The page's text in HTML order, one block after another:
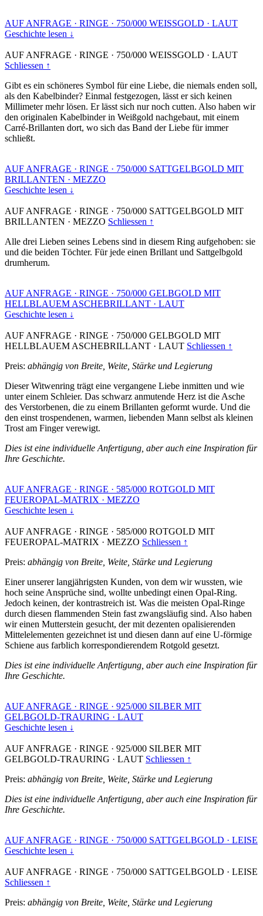
AUF ANFRAGE · RINGE · 750/000 WEISSGOLD · LAUT
Geschichte lesen ↓
AUF ANFRAGE · RINGE · 750/000 WEISSGOLD · LAUT
Schliessen ↑
Gibt es ein schöneres Symbol für eine Liebe, die niemals enden soll,
als den Kabelbinder? Einmal festgezogen, lässt er sich keinen
Millimeter mehr lösen. Er lässt sich nur noch cutten. Also haben wir
den originalen Kabelbinder in Weißgold nachgebaut, mit einem
Carré-Brillanten dort, wo sich das Band der Liebe für immer
schließt.
AUF ANFRAGE · RINGE · 750/000 SATTGELBGOLD MIT
BRILLANTEN · MEZZO
Geschichte lesen ↓
AUF ANFRAGE · RINGE · 750/000 SATTGELBGOLD MIT
BRILLANTEN · MEZZO Schliessen ↑
Alle drei Lieben seines Lebens sind in diesem Ring aufgehoben: sie
und die beiden Töchter. Für jede einen Brillant und Sattgelbgold
drumherum.
AUF ANFRAGE · RINGE · 750/000 GELBGOLD MIT
HELLBLAUEM ASCHEBRILLANT · LAUT
Geschichte lesen ↓
AUF ANFRAGE · RINGE · 750/000 GELBGOLD MIT
HELLBLAUEM ASCHEBRILLANT · LAUT Schliessen ↑
Preis: abhängig von Breite, Weite, Stärke und Legierung
Dieser Witwenring trägt eine vergangene Liebe inmitten und wie
unter einem Schleier. Das schwarz anmutende Herz ist die Asche
des Verstorbenen, die zu einem Brillanten geformt wurde. Und die
den einst trospendenen, warmen, liebenden Mann selbst als kleinen
Trost am Finger verewigt.
Dies ist eine individuelle Anfertigung, aber auch eine Inspiration für
Ihre Geschichte.
AUF ANFRAGE · RINGE · 585/000 ROTGOLD MIT
FEUEROPAL-MATRIX · MEZZO
Geschichte lesen ↓
AUF ANFRAGE · RINGE · 585/000 ROTGOLD MIT
FEUEROPAL-MATRIX · MEZZO Schliessen ↑
Preis: abhängig von Breite, Weite, Stärke und Legierung
Einer unserer langjährigsten Kunden, von dem wir wussten, wie
hoch seine Ansprüche sind, wollte unbedingt einen Opal-Ring.
Jedoch keinen, der kontrastreich ist. Was die meisten Opal-Ringe
durch diesen flammenden Stein fast zwangsläufig sind. Also haben
wir einen Mutterstein gesucht, der mit dezenten opalisierenden
Mittelelementen gezeichnet ist und diesen dann auf eine U-förmige
Schiene aus farblich korrespondierendem Rotgold gesetzt.
Dies ist eine individuelle Anfertigung, aber auch eine Inspiration für
Ihre Geschichte.
AUF ANFRAGE · RINGE · 925/000 SILBER MIT
GELBGOLD-TRAURING · LAUT
Geschichte lesen ↓
AUF ANFRAGE · RINGE · 925/000 SILBER MIT
GELBGOLD-TRAURING · LAUT Schliessen ↑
Preis: abhängig von Breite, Weite, Stärke und Legierung
Dies ist eine individuelle Anfertigung, aber auch eine Inspiration für
Ihre Geschichte.
AUF ANFRAGE · RINGE · 750/000 SATTGELBGOLD · LEISE
Geschichte lesen ↓
AUF ANFRAGE · RINGE · 750/000 SATTGELBGOLD · LEISE
Schliessen ↑
Preis: abhängig von Breite, Weite, Stärke und Legierung